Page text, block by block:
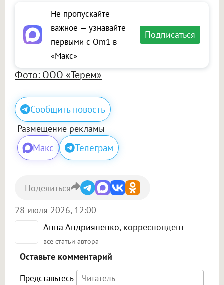
Не пропускайте
важное — узнавайте
первыми с Om1 в
«Макс»
Подписаться
Фото: ООО «Терем»
Сообщить новость
Размещение рекламы
Макс Телеграм
Анна Андрияненко, корреспондент
все статьи автора
28 июля 2026, 12:00
Поделиться
Оставьте комментарий
Представьтесь